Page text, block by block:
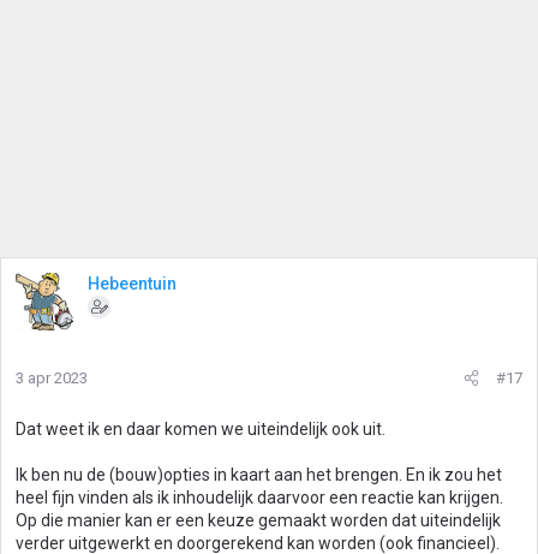
Hebeentuin
3 apr 2023 #17
Dat weet ik en daar komen we uiteindelijk ook uit.
Ik ben nu de (bouw)opties in kaart aan het brengen. En ik zou het
heel fijn vinden als ik inhoudelijk daarvoor een reactie kan krijgen.
Op die manier kan er een keuze gemaakt worden dat uiteindelijk
verder uitgewerkt en doorgerekend kan worden (ook financieel).